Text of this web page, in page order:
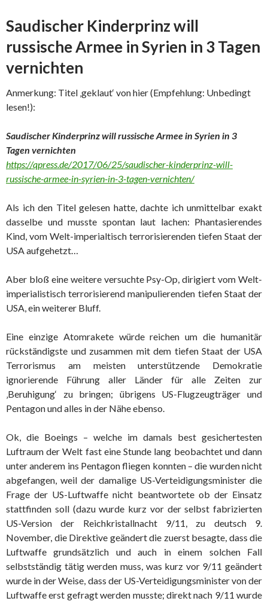
Saudischer Kinderprinz will
russische Armee in Syrien in 3 Tagen
vernichten
Anmerkung: Titel ‚geklaut‘ von hier (Empfehlung: Unbedingt
lesen!):
Saudischer Kinderprinz will russische Armee in Syrien in 3
Tagen vernichten
https://qpress.de/2017/06/25/saudischer-kinderprinz-will-
russische-armee-in-syrien-in-3-tagen-vernichten/
Als ich den Titel gelesen hatte, dachte ich unmittelbar exakt
dasselbe und musste spontan laut lachen: Phantasierendes
Kind, vom Welt-imperialtisch terrorisierenden tiefen Staat der
USA aufgehetzt…
Aber bloß eine weitere versuchte Psy-Op, dirigiert vom Welt-
imperialistisch terrorisierend manipulierenden tiefen Staat der
USA, ein weiterer Bluff.
Eine einzige Atomrakete würde reichen um die humanitär
rückständigste und zusammen mit dem tiefen Staat der USA
Terrorismus am meisten unterstützende Demokratie
ignorierende Führung aller Länder für alle Zeiten zur
‚Beruhigung‘ zu bringen; übrigens US-Flugzeugträger und
Pentagon und alles in der Nähe ebenso.
Ok, die Boeings – welche im damals best gesichertesten
Luftraum der Welt fast eine Stunde lang beobachtet und dann
unter anderem ins Pentagon fliegen konnten – die wurden nicht
abgefangen, weil der damalige US-Verteidigungsminister die
Frage der US-Luftwaffe nicht beantwortete ob der Einsatz
stattfinden soll (dazu wurde kurz vor der selbst fabrizierten
US-Version der Reichkristallnacht 9/11, zu deutsch 9.
November, die Direktive geändert die zuerst besagte, dass die
Luftwaffe grundsätzlich und auch in einem solchen Fall
selbstständig tätig werden muss, was kurz vor 9/11 geändert
wurde in der Weise, dass der US-Verteidigungsminister von der
Luftwaffe erst gefragt werden musste; direkt nach 9/11 wurde